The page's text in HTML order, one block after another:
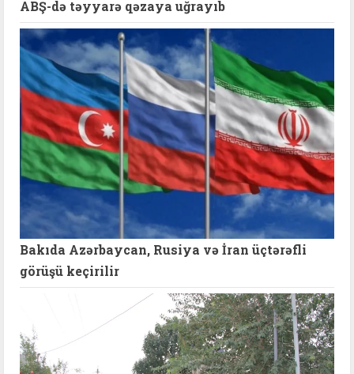
ABŞ-də təyyarə qəzaya uğrayıb
Bakıda Azərbaycan, Rusiya və İran üçtərəfli
görüşü keçirilir